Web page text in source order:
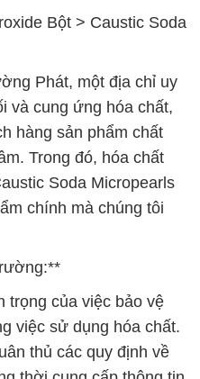
Bột > Caustic Soda
Phát, một địa chỉ uy
và cung ứng hóa chất,
hàng sản phẩm chất
Trong đó, hóa chất
Soda Micropearls
chính mà chúng tôi
trọng của việc bảo vệ
việc sử dụng hóa chất.
thủ các quy định về